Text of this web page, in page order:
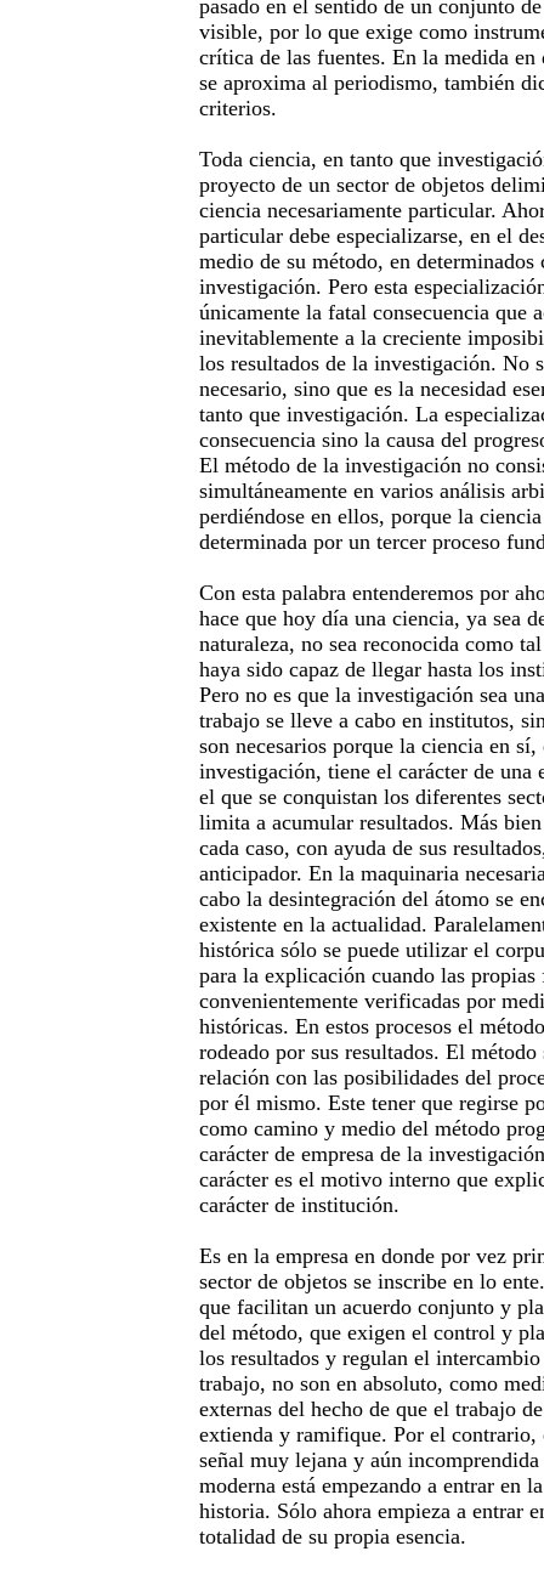
pasado en el sentido de un conjunto
visible, por lo que exige como
crítica de las fuentes. En la medida
se aproxima al periodismo, también
criterios.
Toda ciencia, en tanto que
proyecto de un sector de objetos
ciencia necesariamente particular.
particular debe especializarse, en el
medio de su método, en determinados
investigación. Pero esta
únicamente la fatal consecuencia que
inevitablemente a la creciente
los resultados de la investigación. No
necesario, sino que es la necesidad
tanto que investigación. La
consecuencia sino la causa del
El método de la investigación no
simultáneamente en varios análisis
perdiéndose en ellos, porque la
determinada por un tercer proceso
Con esta palabra entenderemos por
hace que hoy día una ciencia, ya sea
naturaleza, no sea reconocida como
haya sido capaz de llegar hasta los
Pero no es que la investigación sea
trabajo se lleve a cabo en institutos,
son necesarios porque la ciencia en sí,
investigación, tiene el carácter de una
el que se conquistan los diferentes
limita a acumular resultados. Más
cada caso, con ayuda de sus
anticipador. En la maquinaria
cabo la desintegración del átomo se
existente en la actualidad.
histórica sólo se puede utilizar el
para la explicación cuando las propias
convenientemente verificadas por
históricas. En estos procesos el
rodeado por sus resultados. El método
relación con las posibilidades del
por él mismo. Este tener que regirse
como camino y medio del método
carácter de empresa de la
carácter es el motivo interno que
carácter de institución.
Es en la empresa en donde por vez
sector de objetos se inscribe en lo
que facilitan un acuerdo conjunto y
del método, que exigen el control y
los resultados y regulan el
trabajo, no son en absoluto, como
externas del hecho de que el trabajo
extienda y ramifique. Por el contrario,
señal muy lejana y aún
moderna está empezando a entrar en
historia. Sólo ahora empieza a entrar
totalidad de su propia esencia.